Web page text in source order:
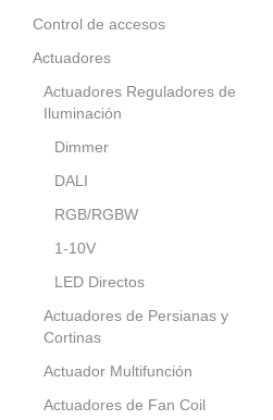
Control de accesos
Actuadores
Actuadores Reguladores de
Iluminación
Dimmer
DALI
RGB/RGBW
1-10V
LED Directos
Actuadores de Persianas y
Cortinas
Actuador Multifunción
Actuadores de Fan Coil